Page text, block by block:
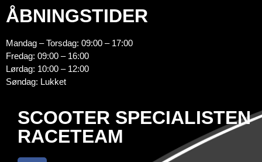
ÅBNINGSTIDER
Mandag – Torsdag: 09:00 – 17:00
Fredag: 09:00 – 16:00
Lørdag: 10:00 – 12:00
Søndag: Lukket
SCOOTER SPECIALISTEN
RACETEAM